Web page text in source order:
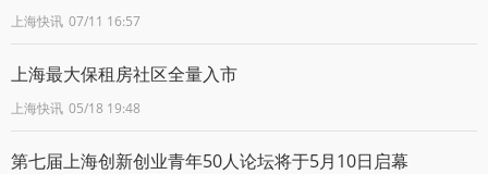
上海快讯 07/11 16:57
上海最大保租房社区全量入市
上海快讯 05/18 19:48
第七届上海创新创业青年50人论坛将于5月10日启幕